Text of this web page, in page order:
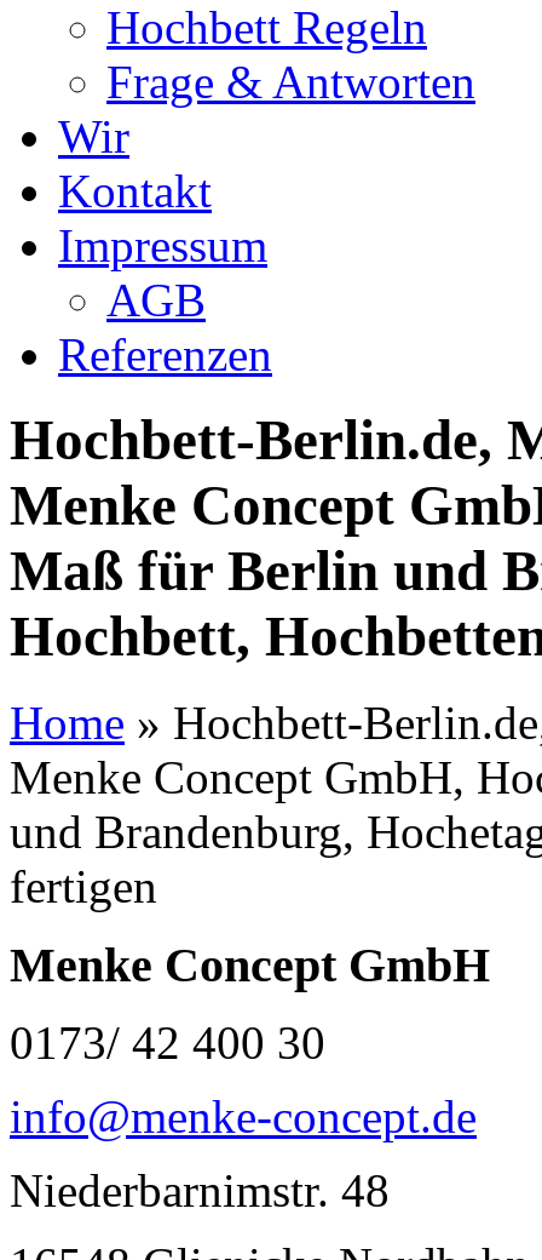
Hochbett Regeln
Frage & Antworten
Wir
Kontakt
Impressum
AGB
Referenzen
Hochbett-Berlin.de,
Menke Concept
Maß für Berlin und
Hochbett,
Home » Hochbett-
Menke Concept GmbH,
und Brandenburg,
fertigen
Menke Concept GmbH
0173/ 42 400 30
info@menke-concept.de
Niederbarnimstr. 48